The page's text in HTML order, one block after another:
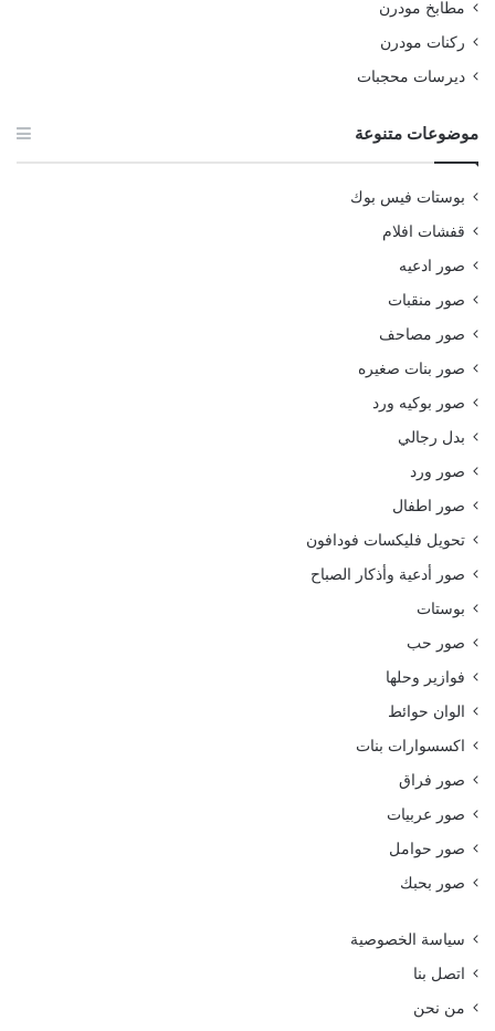
مطابخ مودرن
ركنات مودرن
ديرسات محجبات
موضوعات متنوعة
بوستات فيس بوك
قفشات افلام
صور ادعيه
صور منقبات
صور مصاحف
صور بنات صغيره
صور بوكيه ورد
بدل رجالي
صور ورد
صور اطفال
تحويل فليكسات فودافون
صور أدعية وأذكار الصباح
بوستات
صور حب
فوازير وحلها
الوان حوائط
اكسسوارات بنات
صور فراق
صور عربيات
صور حوامل
صور بحبك
سياسة الخصوصية
اتصل بنا
من نحن